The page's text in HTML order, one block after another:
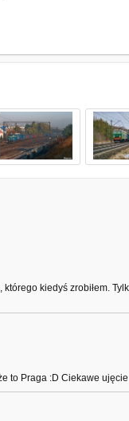
, którego kiedyś zrobiłem.
to Praga :D Ciekawe